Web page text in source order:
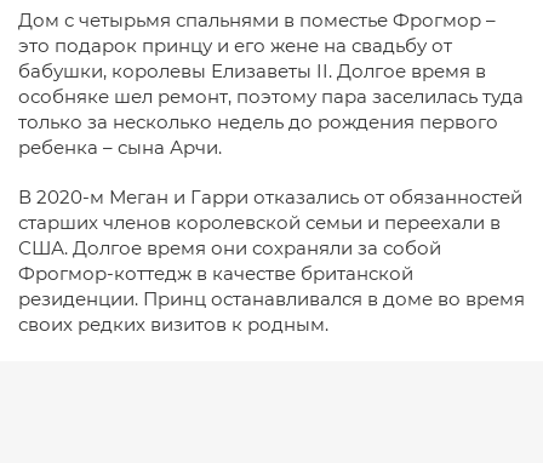
Дом с четырьмя спальнями в поместье Фрогмор –
это подарок принцу и его жене на свадьбу от
бабушки, королевы Елизаветы II. Долгое время в
особняке шел ремонт, поэтому пара заселилась туда
только за несколько недель до рождения первого
ребенка – сына Арчи.
В 2020-м Меган и Гарри отказались от обязанностей
старших членов королевской семьи и переехали в
США. Долгое время они сохраняли за собой
Фрогмор-коттедж в качестве британской
резиденции. Принц останавливался в доме во время
своих редких визитов к родным.